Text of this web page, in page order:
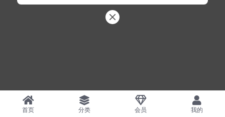
首页 分类 会员 我的